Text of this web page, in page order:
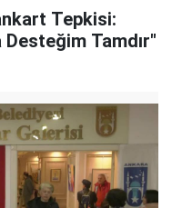
Tepkisi:
Tamdır"